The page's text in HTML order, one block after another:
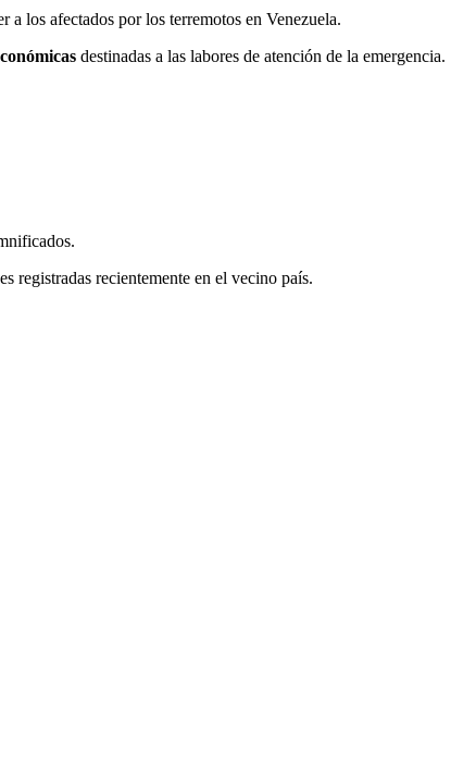
a los afectados por los terremotos en Venezuela.
destinadas a las labores de atención de la emergencia.
registradas recientemente en el vecino país.